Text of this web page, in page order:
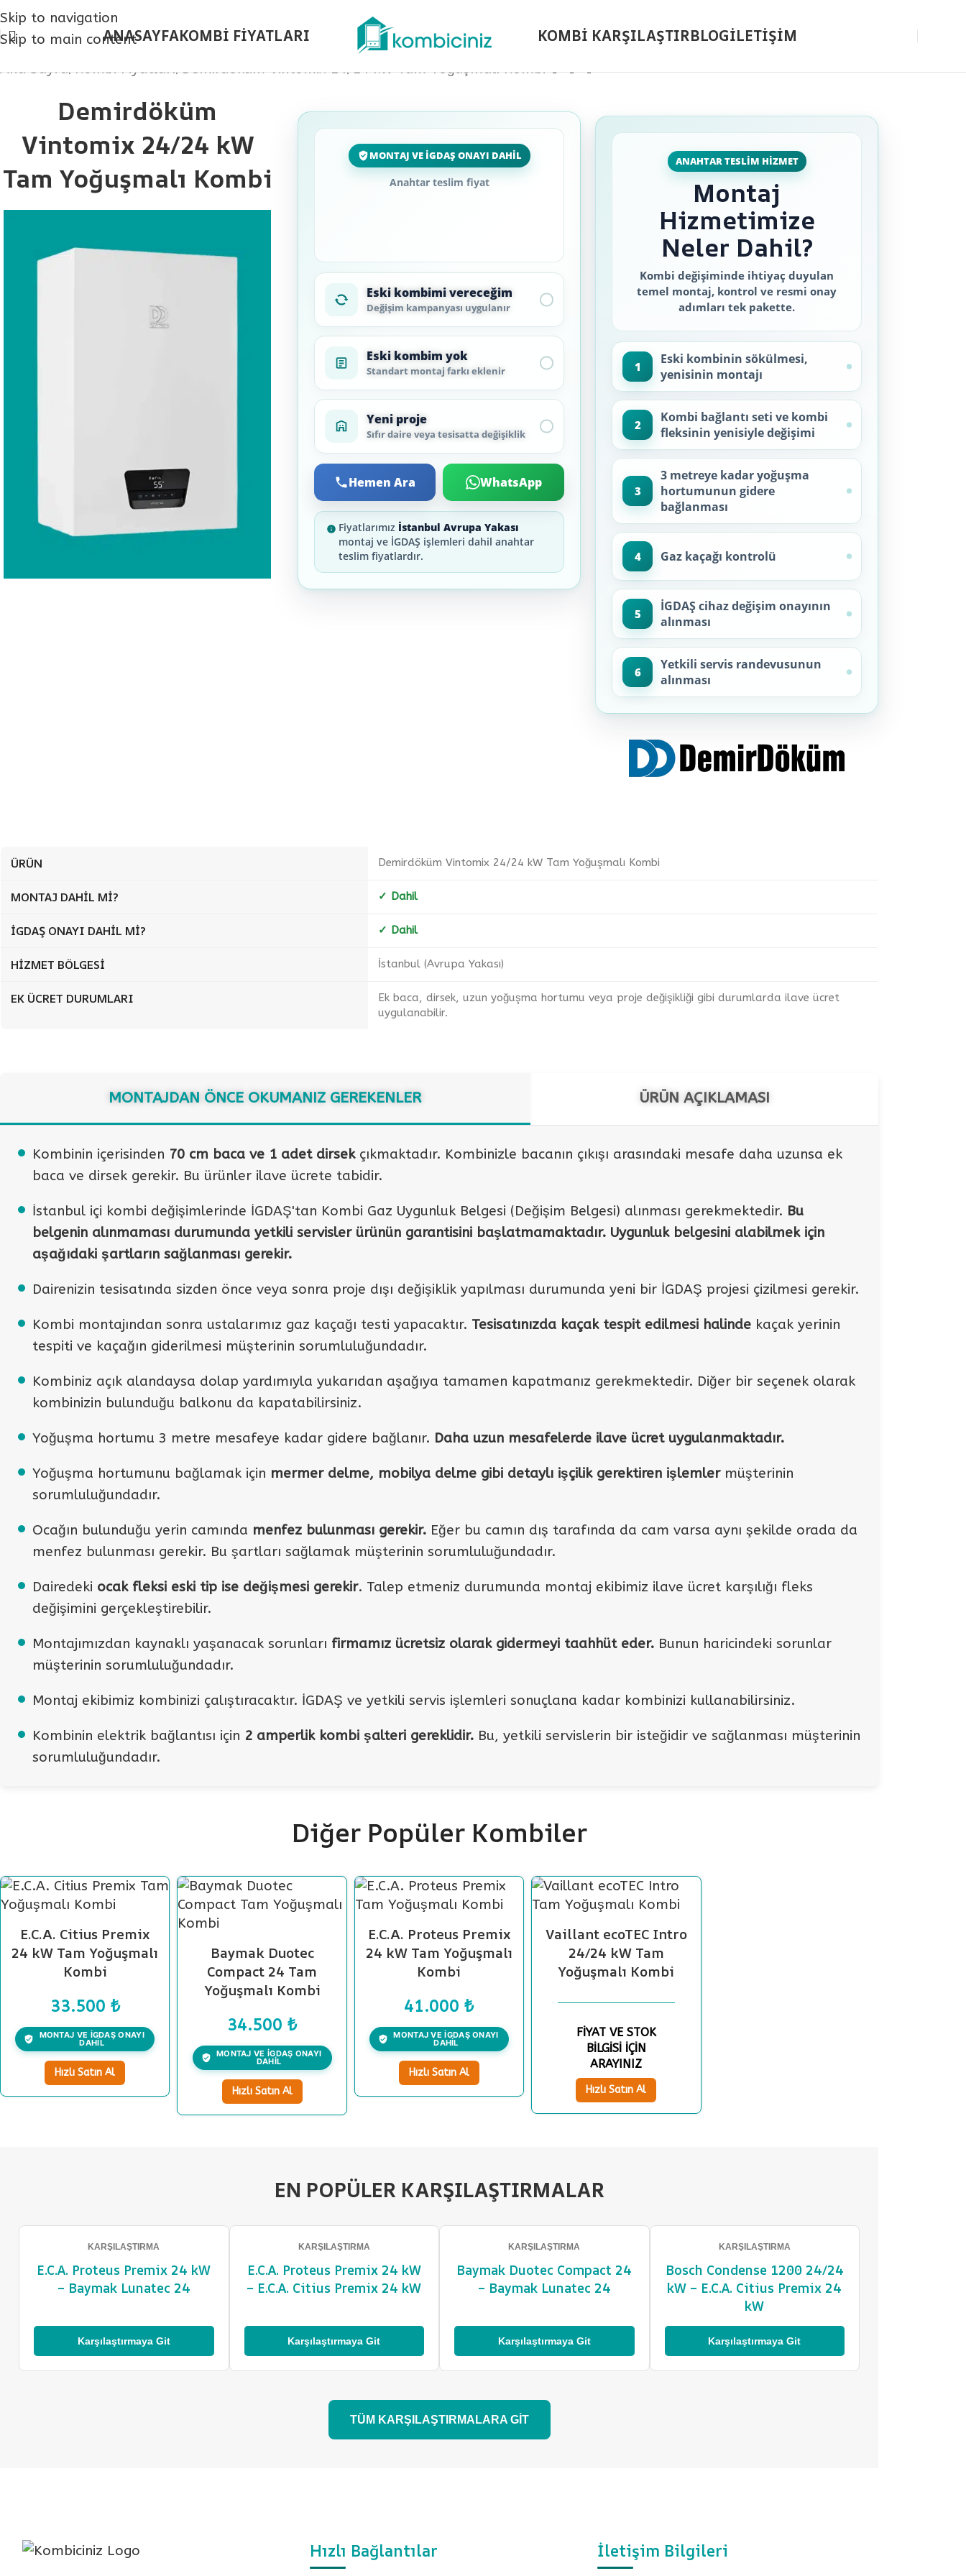
Skip to navigation
Skip to main content
YOL TARİFİANASAYFAKOMBİ FİYATLARI KOMBİ KARŞILAŞTIRBLOGİLETİŞİM
Ana Sayfa Kombi Fiyatları Demirdöküm Vintomix 24/24 kW Tam Yoğuşmalı Kombi
Demirdöküm
Vintomix 24/24 kW
Tam Yoğuşmalı Kombi
Anahtar teslim fiyat
Eski kombimi vereceğim
Değişim kampanyası uygulanır
Eski kombim yok
Standart montaj farkı eklenir
Yeni proje
Sıfır daire veya tesisatta değişiklik
Hemen Ara WhatsApp
Fiyatlarımız İstanbul Avrupa Yakası
montaj ve İGDAŞ işlemleri dahil anahtar
teslim fiyatlardır.
ANAHTAR TESLIM HIZMET
Montaj
Hizmetimize
Neler Dahil?
Kombi değişiminde ihtiyaç duyulan
temel montaj, kontrol ve resmi onay
adımları tek pakette.
1
Eski kombinin sökülmesi,
yenisinin montajı
2
Kombi bağlantı seti ve kombi
fleksinin yenisiyle değişimi
3
3 metreye kadar yoğuşma
hortumunun gidere
bağlanması
4 Gaz kaçağı kontrolü
5
İGDAŞ cihaz değişim onayının
alınması
6
Yetkili servis randevusunun
alınması
ÜRÜN Demirdöküm Vintomix 24/24 kW Tam Yoğuşmalı Kombi
MONTAJ DAHIL MI? ✓ Dahil
İGDAŞ ONAYI DAHIL MI? ✓ Dahil
HIZMET BÖLGESI İstanbul (Avrupa Yakası)
EK ÜCRET DURUMLARI
Ek baca, dirsek, uzun yoğuşma hortumu veya proje değişikliği gibi durumlarda ilave ücret
uygulanabilir.
MONTAJDAN ÖNCE OKUMANIZ GEREKENLER ÜRÜN AÇIKLAMASI
Kombinin içerisinden 70 cm baca ve 1 adet dirsekçıkmaktadır. Kombinizle bacanın çıkışı arasındaki mesafe daha uzunsa ek
baca ve dirsek gerekir. Bu ürünler ilave ücrete tabidir.
İstanbul içi kombi değişimlerinde İGDAŞ'tan Kombi Gaz Uygunluk Belgesi (Değişim Belgesi) alınması gerekmektedir. Bu
belgenin alınmaması durumunda yetkili servisler ürünün garantisini başlatmamaktadır. Uygunluk belgesini alabilmek için
aşağıdaki şartların sağlanması gerekir.
Dairenizin tesisatında sizden önce veya sonra proje dışı değişiklik yapılması durumunda yeni bir İGDAŞ projesi çizilmesi gerekir.
Kombi montajından sonra ustalarımız gaz kaçağı testi yapacaktır. Tesisatınızda kaçak tespit edilmesi halinde kaçak yerinin
tespiti ve kaçağın giderilmesi müşterinin sorumluluğundadır.
Kombiniz açık alandaysa dolap yardımıyla yukarıdan aşağıya tamamen kapatmanız gerekmektedir. Diğer bir seçenek olarak
kombinizin bulunduğu balkonu da kapatabilirsiniz.
Yoğuşma hortumu 3 metre mesafeye kadar gidere bağlanır. Daha uzun mesafelerde ilave ücret uygulanmaktadır.
Yoğuşma hortumunu bağlamak için mermer delme, mobilya delme gibi detaylı işçilik gerektiren işlemlermüşterinin
sorumluluğundadır.
Ocağın bulunduğu yerin camında menfez bulunması gerekir. Eğer bu camın dış tarafında da cam varsa aynı şekilde orada da
menfez bulunması gerekir. Bu şartları sağlamak müşterinin sorumluluğundadır.
Dairedeki ocak fleksi eski tip ise değişmesi gerekir. Talep etmeniz durumunda montaj ekibimiz ilave ücret karşılığı fleks
değişimini gerçekleştirebilir.
Montajımızdan kaynaklı yaşanacak sorunları firmamız ücretsiz olarak gidermeyi taahhüt eder. Bunun haricindeki sorunlar
müşterinin sorumluluğundadır.
Montaj ekibimiz kombinizi çalıştıracaktır. İGDAŞ ve yetkili servis işlemleri sonuçlana kadar kombinizi kullanabilirsiniz.
Kombinin elektrik bağlantısı için 2 amperlik kombi şalteri gereklidir. Bu, yetkili servislerin bir isteğidir ve sağlanması müşterinin
sorumluluğundadır.
Diğer Popüler Kombiler
E.C.A. Citius Premix
24 kW Tam Yoğuşmalı
Kombi
33.500 ₺
MONTAJ VE İGDAŞ ONAYI
DAHİL
Hızlı Satın Al
Baymak Duotec
Compact 24 Tam
Yoğuşmalı Kombi
34.500₺
MONTAJ VE İGDAŞ ONAYI
DAHİL
Hızlı Satın Al
E.C.A. Proteus Premix
24 kW Tam Yoğuşmalı
Kombi
41.000₺
MONTAJ VE İGDAŞ ONAYI
DAHİL
Hızlı Satın Al
Vaillant ecoTEC Intro
24/24 kW Tam
Yoğuşmalı Kombi
FİYAT VE STOK
BİLGİSİ İÇİN
ARAYINIZ
Hızlı Satın Al
EN POPÜLER KARŞILAŞTIRMALAR
KARŞILAŞTIRMA
E.C.A. Proteus Premix 24 kW
– Baymak Lunatec 24
Karşılaştırmaya Git
KARŞILAŞTIRMA
E.C.A. Proteus Premix 24 kW
– E.C.A. Citius Premix 24 kW
Karşılaştırmaya Git
KARŞILAŞTIRMA
Baymak Duotec Compact 24
– Baymak Lunatec 24
Karşılaştırmaya Git
KARŞILAŞTIRMA
Bosch Condense 1200 24/24
kW – E.C.A. Citius Premix 24
kW
Karşılaştırmaya Git
TÜM KARŞILAŞTIRMALARA GİT
Hızlı Bağlantılar İletişim Bilgileri